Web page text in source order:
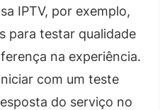
IPTV, por exemplo,
para testar qualidade
na experiência.
com um teste
do serviço no